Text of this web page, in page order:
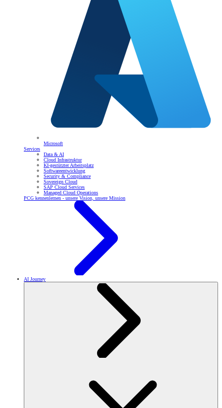
Microsoft
Services
Data & AI
Cloud Infrastruktur
KI-gestützter Arbeitsplatz
Softwareentwicklung
Security & Compliance
Sovereign Cloud
SAP Cloud Services
Managed Cloud Operations
PCG kennenlernen - unsere Vision, unsere Mission
AI Journey